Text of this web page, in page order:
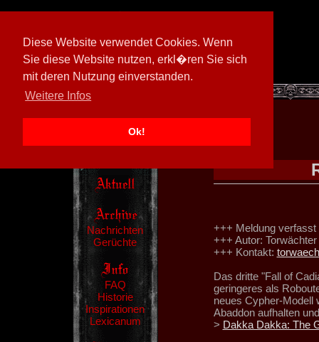
Diese Website verwendet Cookies. Wenn
Sie diese Website nutzen, erkl�ren Sie sich
mit deren Nutzung einverstanden.
Weitere Infos
Ok!
[ 600026/M3]
Nachrichten
Gerüchte
FAQ
Historie
Inspirationen
Lexicanum
+++ Meldung verfasst
+++ Autor: Torwächter
+++ Kontakt:
Das dritte "Fall of
geringeres als
neues Cypher-Modell
Abaddon aufhalten
> Dakka Dakka: The